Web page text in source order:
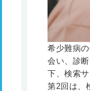
希少難病
会い、診
下、検索
第2回は、